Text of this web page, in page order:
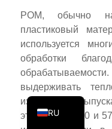
POM, обычно
пластиковый
используется
обработки
выдерживать
износ. Delrin
этом Delrin 150 и
RU
EN
IT
DE
NL